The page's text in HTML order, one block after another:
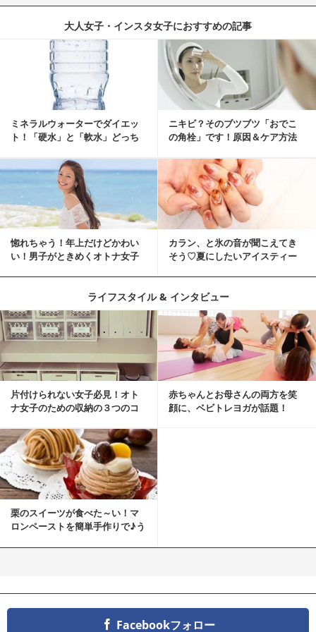
大人女子・インスタ女子におすすめの記事
ミネラルウォーターでダイエッ
ト！「硬水」と「軟水」どっち
ニキビ？そのブツブツ「おでこ
の角栓」です！原因＆ケア方法
惚れちゃう！年上だけどかわい
い！男子がときめくオトナ女子
カラン、と氷の音が聞こえてき
そう♡夏にしたいアイスティー
ライフスタイル & インタビュー
片付けられない女子必見！オト
ナ女子のための収納の３つのコ
赤ちゃんとお母さんの両方を笑
顔に、ベビトレヨガが話題！
栗のスイーツが食べた～い！マ
ロンペーストを簡単手作りで♪う
Facebookフォロー